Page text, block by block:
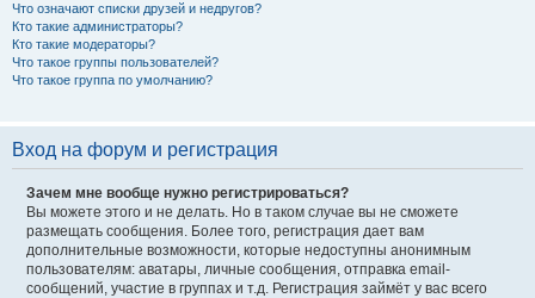
Что означают списки друзей и недругов?
Кто такие администраторы?
Кто такие модераторы?
Что такое группы пользователей?
Что такое группа по умолчанию?
Вход на форум и регистрация
Зачем мне вообще нужно регистрироваться?
Вы можете этого и не делать. Но в таком случае вы не сможете
размещать сообщения. Более того, регистрация дает вам
дополнительные возможности, которые недоступны анонимным
пользователям: аватары, личные сообщения, отправка email-
сообщений, участие в группах и т.д. Регистрация займёт у вас всего